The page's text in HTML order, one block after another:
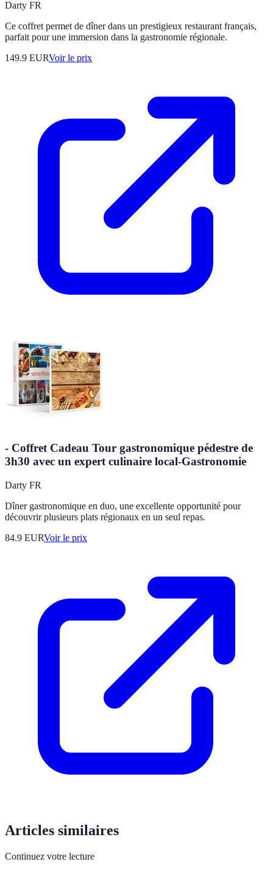
Darty FR
Ce coffret permet de dîner dans un prestigieux restaurant français,
parfait pour une immersion dans la gastronomie régionale.
149.9 EURVoir le prix
- Coffret Cadeau Tour gastronomique pédestre de
3h30 avec un expert culinaire local-Gastronomie
Darty FR
Dîner gastronomique en duo, une excellente opportunité pour
découvrir plusieurs plats régionaux en un seul repas.
84.9 EURVoir le prix
Articles similaires
Continuez votre lecture